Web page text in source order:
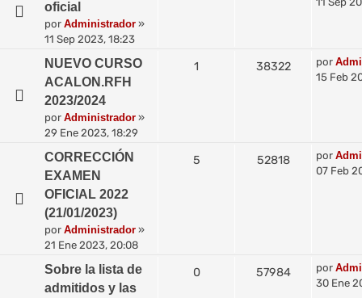
oficial
por Administrador »
11 Sep 2023, 18:23
NUEVO CURSO
ACALON.RFH
2023/2024
por Administrador »
29 Ene 2023, 18:29
1 38322 por
15 Feb
CORRECCIÓN
EXAMEN
OFICIAL 2022
(21/01/2023)
por Administrador »
21 Ene 2023, 20:08
5 52818 por
07 Feb
Sobre la lista de
admitidos y las
0 57984 por
30 Ene